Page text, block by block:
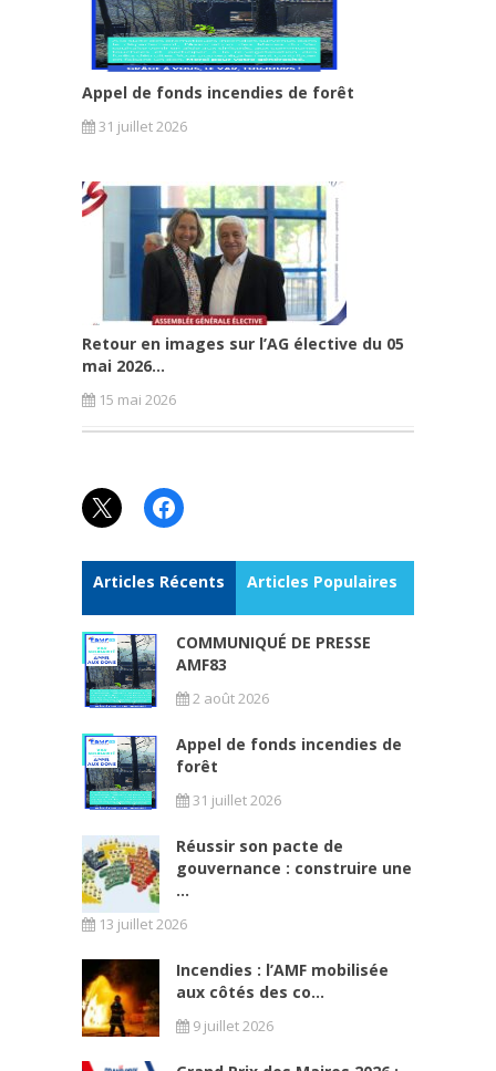
Appel de fonds incendies de forêt
31 juillet 2026
Retour en images sur l’AG élective du 05
mai 2026...
15 mai 2026
X Facebook
Articles Récents Articles Populaires
COMMUNIQUÉ DE PRESSE
AMF83
2 août 2026
Appel de fonds incendies de
forêt
31 juillet 2026
Réussir son pacte de
gouvernance : construire une
...
13 juillet 2026
Incendies : l’AMF mobilisée
aux côtés des co...
9 juillet 2026